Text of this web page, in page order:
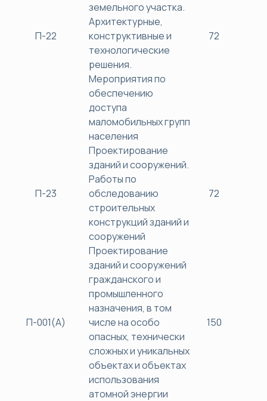
П-22
земельного участка.
Архитектурные,
конструктивные и
технологические
решения.
Мероприятия по
обеспечению
доступа
маломобильных групп
населения
72
П-23
Проектирование
зданий и сооружений.
Работы по
обследованию
строительных
конструкций зданий и
сооружений
72
П-001(А)
Проектирование
зданий и сооружений
гражданского и
промышленного
назначения, в том
числе на особо
опасных, технически
сложных и уникальных
объектах и объектах
использования
атомной энергии
150